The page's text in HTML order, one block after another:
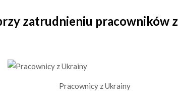
zatrudnieniu pracowników z
Pracownicy z Ukrainy